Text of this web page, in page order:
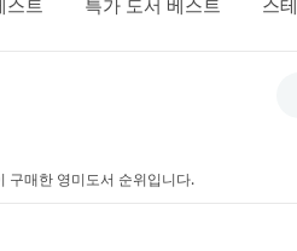
스트 특가 도서 베스트 스
구매한 영미도서 순위입니다.